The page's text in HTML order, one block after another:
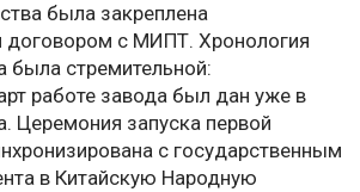
была закреплена
договором с МИПТ. Хронология
была стремительной:
работе завода был дан уже в
Церемония запуска первой
с государственным
в Китайскую Народную